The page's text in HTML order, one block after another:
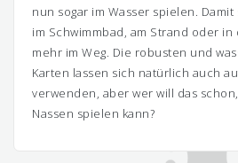
nun sogar im Wasser spielen.
im Schwimmbad, am Strand oder
mehr im Weg. Die robusten und
Karten lassen sich natürlich auch
verwenden, aber wer will das
Nassen spielen kann?